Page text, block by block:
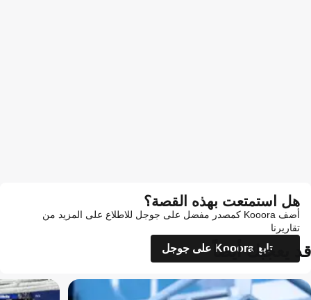
هل استمتعت بهذه القصة؟
أضف Kooora كمصدر مفضل على جوجل للاطلاع على المزيد من
تقاريرنا
تابع Kooora على جوجل
قد يعجبك أيضاً